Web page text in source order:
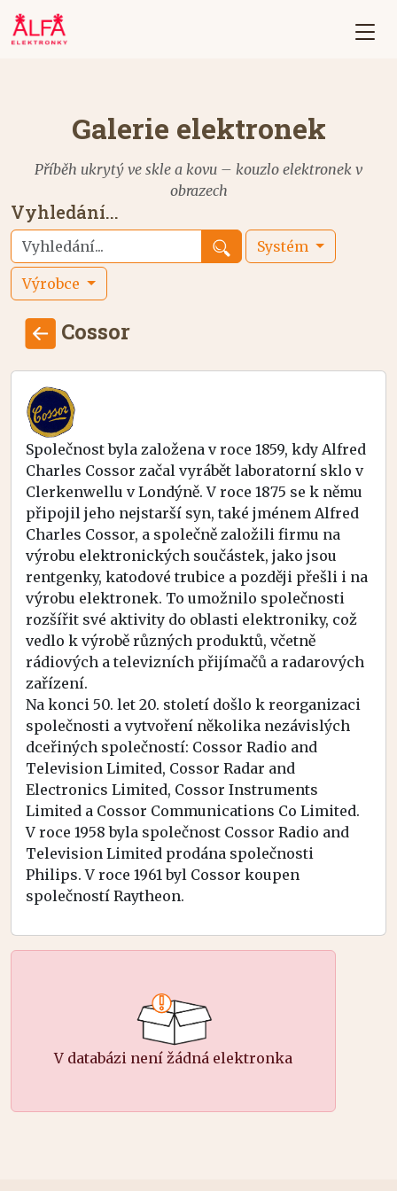
Galerie elektronek
Příběh ukrytý ve skle a kovu – kouzlo elektronek v
obrazech
Vyhledání...
Systém
Výrobce
Cossor
Společnost byla založena v roce 1859, kdy Alfred
Charles Cossor začal vyrábět laboratorní sklo v
Clerkenwellu v Londýně. V roce 1875 se k němu
připojil jeho nejstarší syn, také jménem Alfred
Charles Cossor, a společně založili firmu na
výrobu elektronických součástek, jako jsou
rentgenky, katodové trubice a později přešli i na
výrobu elektronek. To umožnilo společnosti
rozšířit své aktivity do oblasti elektroniky, což
vedlo k výrobě různých produktů, včetně
rádiových a televizních přijímačů a radarových
zařízení.
Na konci 50. let 20. století došlo k reorganizaci
společnosti a vytvoření několika nezávislých
dceřiných společností: Cossor Radio and
Television Limited, Cossor Radar and
Electronics Limited, Cossor Instruments
Limited a Cossor Communications Co Limited.
V roce 1958 byla společnost Cossor Radio and
Television Limited prodána společnosti
Philips. V roce 1961 byl Cossor koupen
společností Raytheon.
V databázi není žádná elektronka